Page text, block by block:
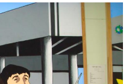
n
e